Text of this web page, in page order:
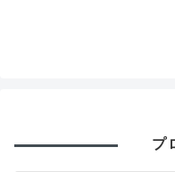
プ